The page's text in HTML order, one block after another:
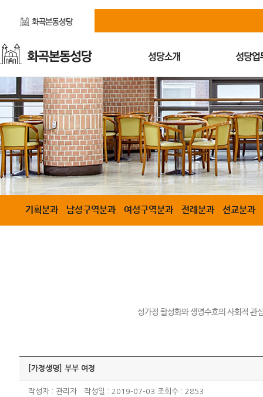
기획분과 남성구역분과 여성구역분과 전례분과 선교분과
성가정 활성화와 생명수호의 사회적 관
[가정생명] 부부 여정
작성자 : 관리자 작성일 : 2019-07-03 조회수 : 2853